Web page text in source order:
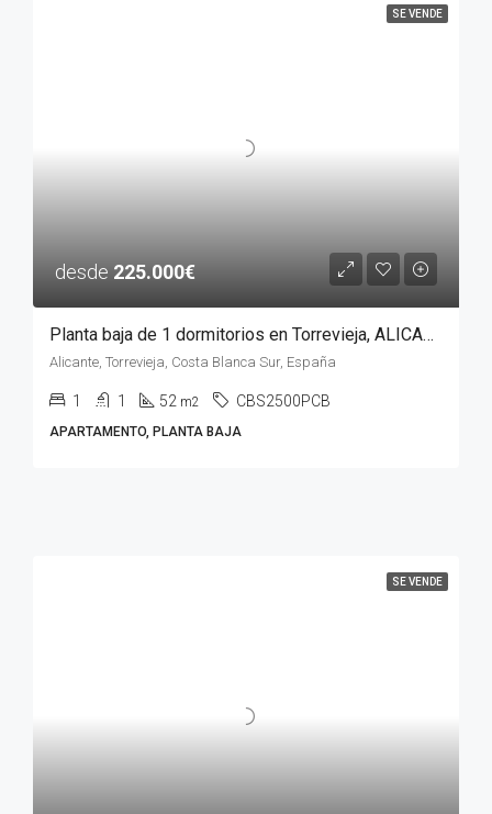
SE VENDE
desde 225.000€
Planta baja de 1 dormitorios en Torrevieja, ALICANTE
Alicante, Torrevieja, Costa Blanca Sur, España
1 1 52 m2 CBS2500PCB
APARTAMENTO, PLANTA BAJA
SE VENDE